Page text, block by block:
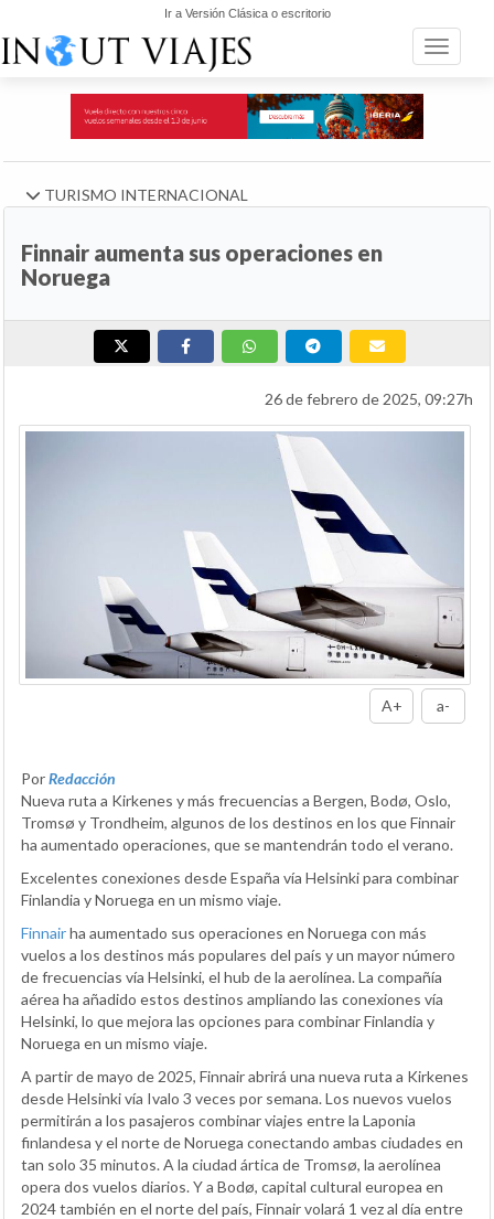
Ir a Versión Clásica o escritorio
Toggle
TURISMO INTERNACIONAL
Finnair aumenta sus operaciones en
Noruega
26 de febrero de 2025, 09:27h
A+ a-
PorRedacción
Nueva ruta a Kirkenes y más frecuencias a Bergen, Bodø, Oslo,
Tromsø y Trondheim, algunos de los destinos en los que Finnair
ha aumentado operaciones, que se mantendrán todo el verano.
Excelentes conexiones desde España vía Helsinki para combinar
Finlandia y Noruega en un mismo viaje.
Finnairha aumentado sus operaciones en Noruega con más
vuelos a los destinos más populares del país y un mayor número
de frecuencias vía Helsinki, el hub de la aerolínea. La compañía
aérea ha añadido estos destinos ampliando las conexiones vía
Helsinki, lo que mejora las opciones para combinar Finlandia y
Noruega en un mismo viaje.
A partir de mayo de 2025, Finnair abrirá una nueva ruta a Kirkenes
desde Helsinki vía Ivalo 3 veces por semana. Los nuevos vuelos
permitirán a los pasajeros combinar viajes entre la Laponia
finlandesa y el norte de Noruega conectando ambas ciudades en
tan solo 35 minutos. A la ciudad ártica de Tromsø, la aerolínea
opera dos vuelos diarios. Y a Bodø, capital cultural europea en
2024 también en el norte del país, Finnair volará 1 vez al día entre